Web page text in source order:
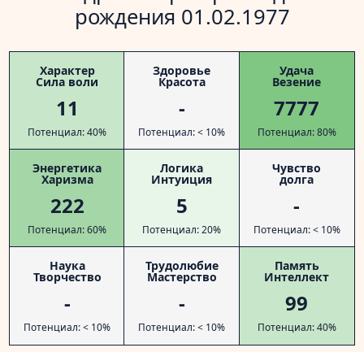
рождения 01.02.1977
Характер
Сила воли
11
Потенциал: 40%
Здоровье
Красота
-
Потенциал: < 10%
Удача
Везение
7777
Потенциал: 80%
Энергетика
Харизма
222
Потенциал: 60%
Логика
Интуиция
5
Потенциал: 20%
Чувство
долга
-
Потенциал: < 10%
Наука
Творчество
-
Потенциал: < 10%
Трудолюбие
Мастерство
-
Потенциал: < 10%
Память
Интеллект
99
Потенциал: 40%